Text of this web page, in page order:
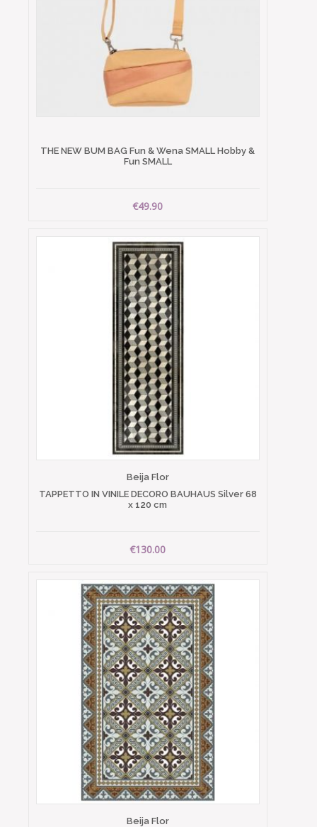
THE NEW BUM BAG Fun & Wena SMALL Hobby &
Fun SMALL
€49.90
Beija Flor
TAPPETTO IN VINILE DECORO BAUHAUS Silver 68
x 120 cm
€130.00
Beija Flor